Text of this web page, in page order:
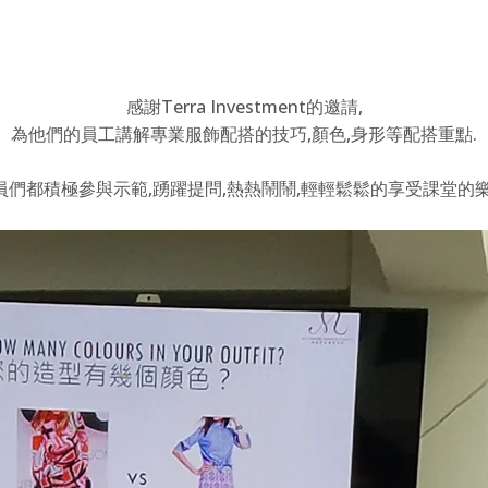
感謝Terra Investment的邀請,
為他們的員工講解專業服飾配搭的技巧,顏色,身形等配搭重點.
們都積極參與示範,踴躍提問,熱熱鬧鬧,輕輕鬆鬆的享受課堂的